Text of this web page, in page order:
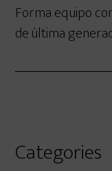
Forma equipo
de última
Primary
Categories